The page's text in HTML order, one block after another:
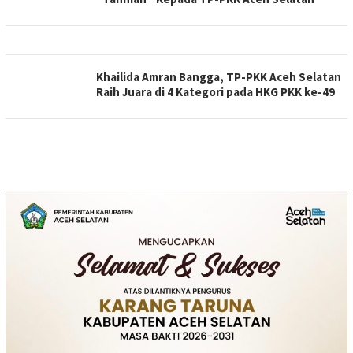
Khailida Amran Bangga, TP-PKK Aceh Selatan
Raih Juara di 4 Kategori pada HKG PKK ke-49